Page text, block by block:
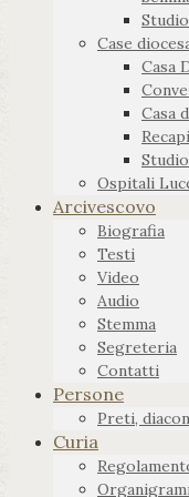
Case
Casa
Casa
Ospitali
Arcivescovo
Biografia
Testi
Video
Audio
Stemma
Segreteria
Contatti
Persone
Preti,
Curia